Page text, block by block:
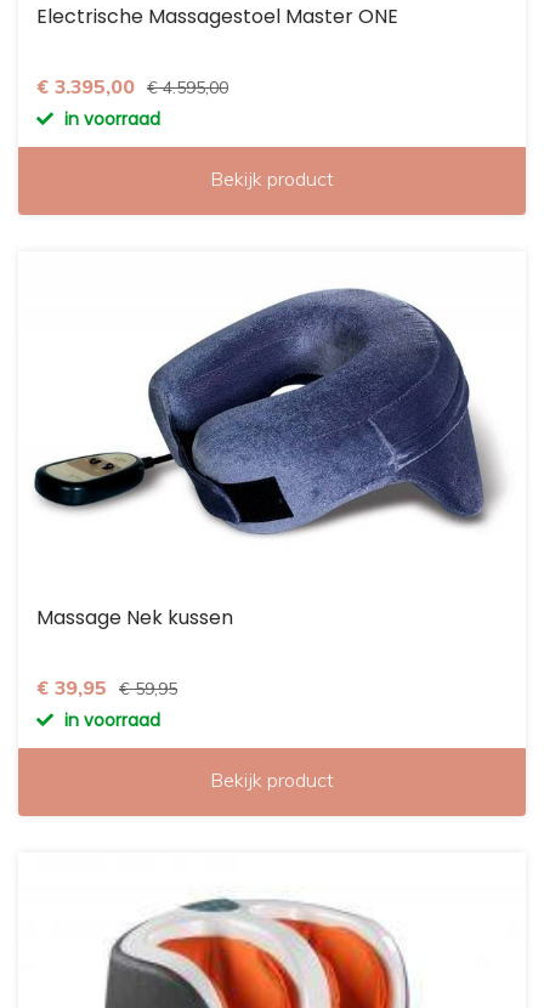
Electrische Massagestoel Master ONE
€ 3.395,00 € 4.595,00
in voorraad
Bekijk product
Massage Nek kussen
€ 39,95 € 59,95
in voorraad
Bekijk product